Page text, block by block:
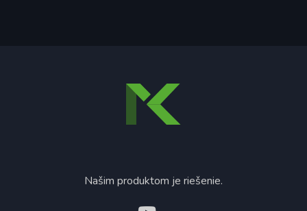
Našim produktom je riešenie.